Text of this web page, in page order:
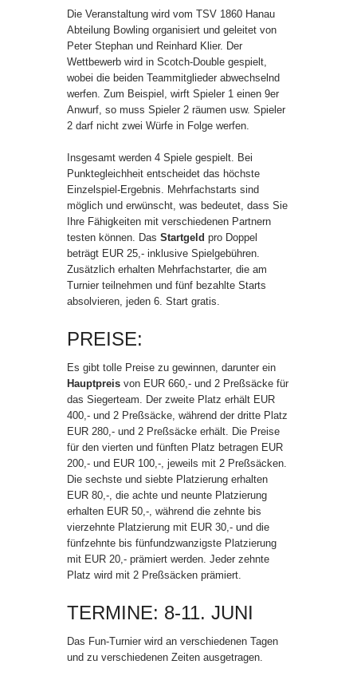
Die Veranstaltung wird vom TSV 1860 Hanau
Abteilung Bowling organisiert und geleitet von
Peter Stephan und Reinhard Klier. Der
Wettbewerb wird in Scotch-Double gespielt,
wobei die beiden Teammitglieder abwechselnd
werfen. Zum Beispiel, wirft Spieler 1 einen 9er
Anwurf, so muss Spieler 2 räumen usw. Spieler
2 darf nicht zwei Würfe in Folge werfen.
Insgesamt werden 4 Spiele gespielt. Bei
Punktegleichheit entscheidet das höchste
Einzelspiel-Ergebnis. Mehrfachstarts sind
möglich und erwünscht, was bedeutet, dass Sie
Ihre Fähigkeiten mit verschiedenen Partnern
testen können. Das Startgeld pro Doppel
beträgt EUR 25,- inklusive Spielgebühren.
Zusätzlich erhalten Mehrfachstarter, die am
Turnier teilnehmen und fünf bezahlte Starts
absolvieren, jeden 6. Start gratis.
PREISE:
Es gibt tolle Preise zu gewinnen, darunter ein
Hauptpreis von EUR 660,- und 2 Preßsäcke für
das Siegerteam. Der zweite Platz erhält EUR
400,- und 2 Preßsäcke, während der dritte Platz
EUR 280,- und 2 Preßsäcke erhält. Die Preise
für den vierten und fünften Platz betragen EUR
200,- und EUR 100,-, jeweils mit 2 Preßsäcken.
Die sechste und siebte Platzierung erhalten
EUR 80,-, die achte und neunte Platzierung
erhalten EUR 50,-, während die zehnte bis
vierzehnte Platzierung mit EUR 30,- und die
fünfzehnte bis fünfundzwanzigste Platzierung
mit EUR 20,- prämiert werden. Jeder zehnte
Platz wird mit 2 Preßsäcken prämiert.
TERMINE: 8-11. JUNI
Das Fun-Turnier wird an verschiedenen Tagen
und zu verschiedenen Zeiten ausgetragen.